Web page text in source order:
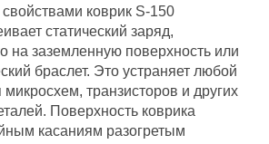
коврик S-150
статический заряд,
на заземленную поверхность или
браслет. Это устраняет любой
транзисторов и других
Поверхность коврика
касаниям разогретым